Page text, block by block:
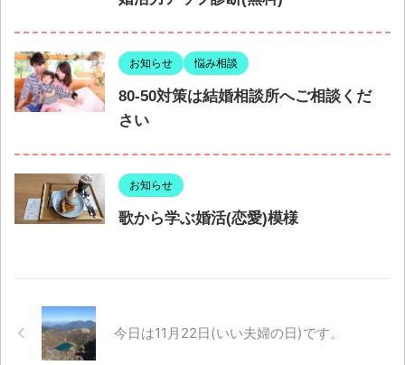
お知らせ 悩み相談
80-50対策は結婚相談所へご相談くだ
さい
お知らせ
歌から学ぶ婚活(恋愛)模様
今日は11月22日(いい夫婦の日)です。